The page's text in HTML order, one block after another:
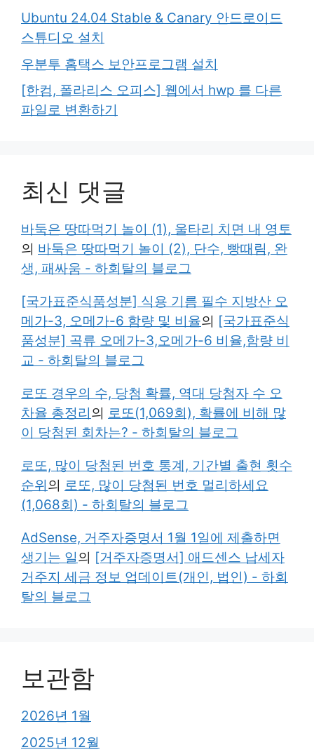
Ubuntu 24.04 Stable & Canary 안드로이드
스튜디오 설치
우분투 홈택스 보안프로그램 설치
[한컴, 폴라리스 오피스] 웹에서 hwp 를 다른
파일로 변환하기
최신 댓글
바둑은 땅따먹기 놀이 (1), 울타리 치면 내 영토
의 바둑은 땅따먹기 놀이 (2), 단수, 빵때림, 완
생, 패싸움 - 하회탈의 블로그
[국가표준식품성분] 식용 기름 필수 지방산 오
메가-3, 오메가-6 함량 및 비율의 [국가표준식
품성분] 곡류 오메가-3,오메가-6 비율,함량 비
교 - 하회탈의 블로그
로또 경우의 수, 당첨 확률, 역대 당첨자 수 오
차율 총정리의 로또(1,069회), 확률에 비해 많
이 당첨된 회차는? - 하회탈의 블로그
로또, 많이 당첨된 번호 통계, 기간별 출현 횟수
순위의 로또, 많이 당첨된 번호 멀리하세요
(1,068회) - 하회탈의 블로그
AdSense, 거주자증명서 1월 1일에 제출하면
생기는 일의 [거주자증명서] 애드센스 납세자
거주지 세금 정보 업데이트(개인, 법인) - 하회
탈의 블로그
보관함
2026년 1월
2025년 12월